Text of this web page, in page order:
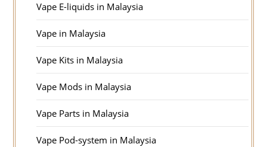
Vape E-liquids in Malaysia
Vape in Malaysia
Vape Kits in Malaysia
Vape Mods in Malaysia
Vape Parts in Malaysia
Vape Pod-system in Malaysia